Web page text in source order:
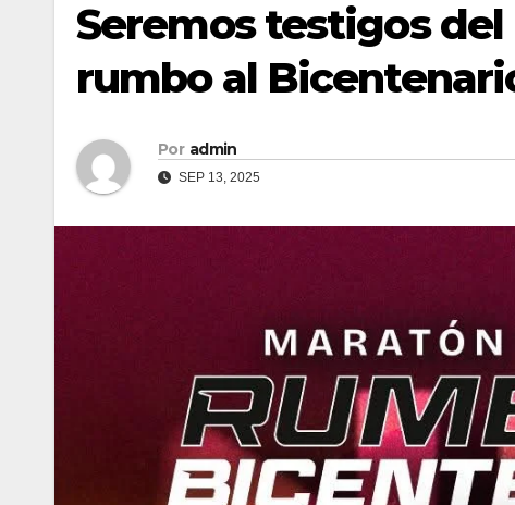
Seremos testigos
rumbo al
Por admin
SEP 13, 2025